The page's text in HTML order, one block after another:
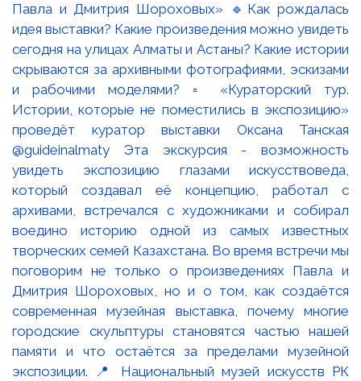
Павла и Дмитрия Шороховых» 🔹Как рождалась
идея выставки? Какие произведения можно увидеть
сегодня на улицах Алматы и Астаны? Какие истории
скрываются за архивными фотографиями, эскизами
и рабочими моделями? ▫️ «Кураторский тур.
Истории, которые не поместились в экспозицию»
проведёт куратор выставки Оксана Танская
@guideinalmaty Эта экскурсия - возможность
увидеть экспозицию глазами искусствоведа,
который создавал её концепцию, работал с
архивами, встречался с художниками и собирал
воедино историю одной из самых известных
творческих семей Казахстана. Во время встречи мы
поговорим не только о произведениях Павла и
Дмитрия Шороховых, но и о том, как создаётся
современная музейная выставка, почему многие
городские скульптуры становятся частью нашей
памяти и что остаётся за пределами музейной
экспозиции. 📍 Национальный музей искусств РК